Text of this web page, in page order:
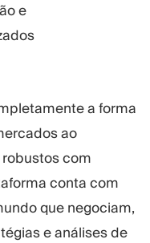
e
a forma
ao
com
conta com
que negociam,
e análises de